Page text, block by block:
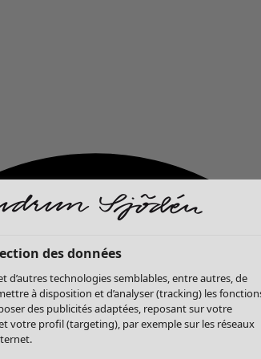
des données
d’autres technologies semblables, entre autres, de
à disposition et d’analyser (tracking) les
des publicités adaptées, reposant sur votre
votre profil (targeting), par exemple sur les réseaux